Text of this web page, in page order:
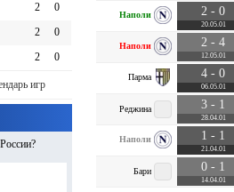
2 0
2 0
2 0
игр
Наполи 2 - 0
20.05.01
Наполи 2 - 4
12.05.01
Парма 4 - 0
06.05.01
Реджина 3 - 1
28.04.01
Наполи 1 - 1
21.04.01
Бари 0 - 1
14.04.01